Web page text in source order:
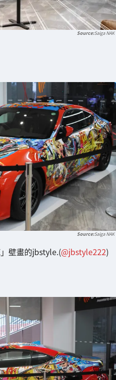
Saiga NAK
Saiga NAK
壁畫的jbstyle.(@jbstyle222)